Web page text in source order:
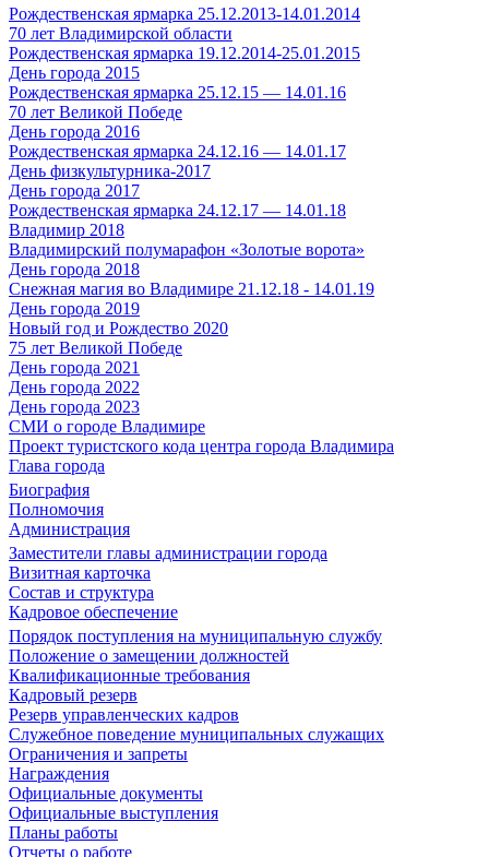
Рождественская ярмарка 25.12.2013-14.01.2014
70 лет Владимирской области
Рождественская ярмарка 19.12.2014-25.01.2015
День города 2015
Рождественская ярмарка 25.12.15 — 14.01.16
70 лет Великой Победе
День города 2016
Рождественская ярмарка 24.12.16 — 14.01.17
День физкультурника-2017
День города 2017
Рождественская ярмарка 24.12.17 — 14.01.18
Владимир 2018
Владимирский полумарафон «Золотые ворота»
День города 2018
Снежная магия во Владимире 21.12.18 - 14.01.19
День города 2019
Новый год и Рождество 2020
75 лет Великой Победе
День города 2021
День города 2022
День города 2023
СМИ о городе Владимире
Проект туристского кода центра города Владимира
Глава города
Биография
Полномочия
Администрация
Заместители главы администрации города
Визитная карточка
Состав и структура
Кадровое обеспечение
Порядок поступления на муниципальную службу
Положение о замещении должностей
Квалификационные требования
Кадровый резерв
Резерв управленческих кадров
Служебное поведение муниципальных служащих
Ограничения и запреты
Награждения
Официальные документы
Официальные выступления
Планы работы
Отчеты о работе